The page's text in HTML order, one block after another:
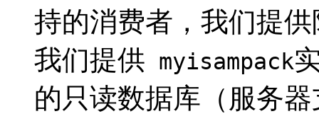
持的消费者，我们提
我们提供 myisampack
的只读数据库（服务